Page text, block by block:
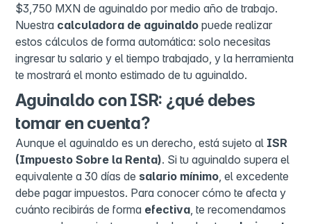
$3,750 MXN de aguinaldo por medio año de trabajo.
Nuestra calculadora de aguinaldo puede realizar
estos cálculos de forma automática: solo necesitas
ingresar tu salario y el tiempo trabajado, y la herramienta
te mostrará el monto estimado de tu aguinaldo.
Aguinaldo con ISR: ¿qué debes
tomar en cuenta?
Aunque el aguinaldo es un derecho, está sujeto al ISR
(Impuesto Sobre la Renta). Si tu aguinaldo supera el
equivalente a 30 días de salario mínimo, el excedente
debe pagar impuestos. Para conocer cómo te afecta y
cuánto recibirás de forma efectiva, te recomendamos